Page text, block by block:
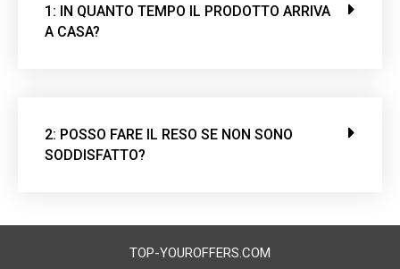
1: IN QUANTO TEMPO IL PRODOTTO ARRIVA
A CASA?
2: POSSO FARE IL RESO SE NON SONO
SODDISFATTO?
TOP-YOUROFFERS.COM